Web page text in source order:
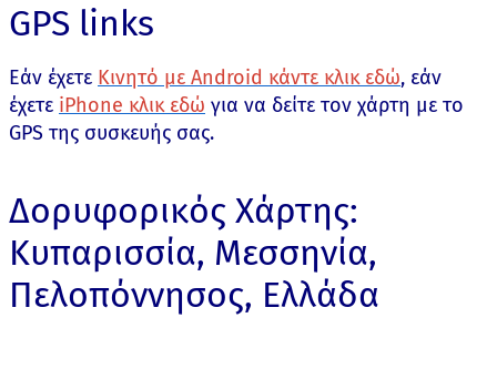
GPS links
Εάν έχετε Κινητό με Android κάντε κλικ εδώ, εάν
έχετε iPhone κλικ εδώ για να δείτε τον χάρτη με το
GPS της συσκευής σας.
Δορυφορικός Χάρτης:
Κυπαρισσία, Μεσσηνία,
Πελοπόννησος, Ελλάδα